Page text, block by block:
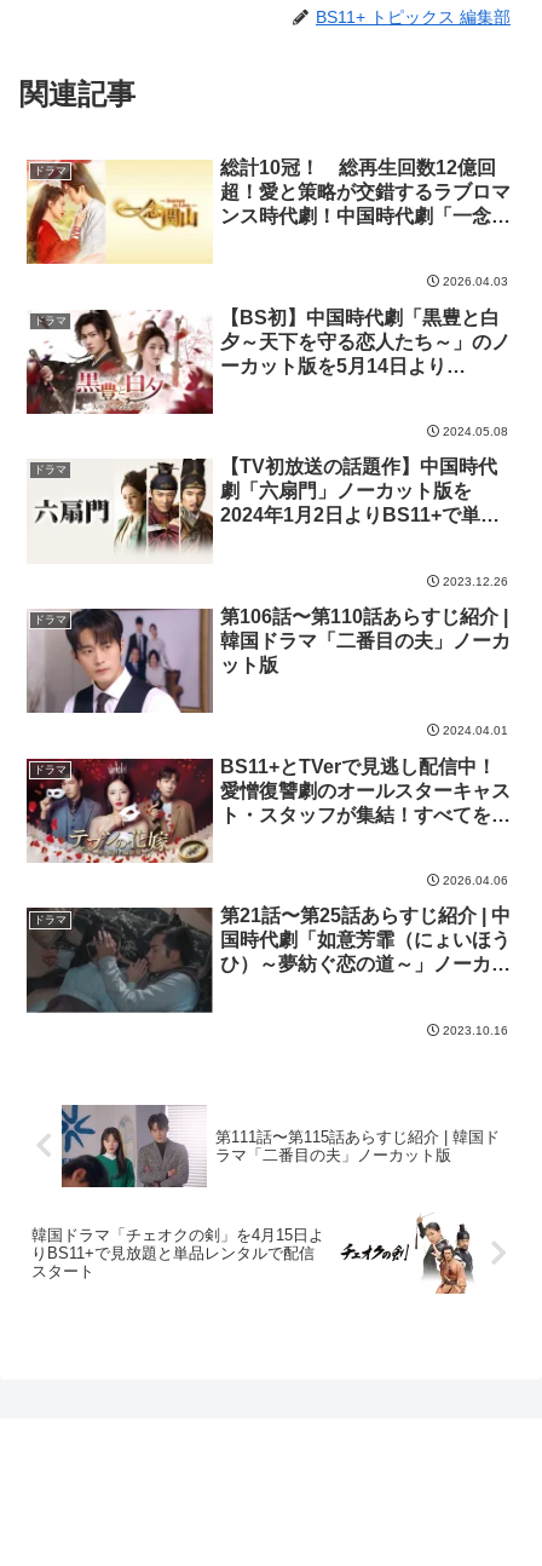
BS11+ トピックス 編集部
関連記事
ドラマ
総計10冠！ 総再生回数12億回
超！愛と策略が交錯するラブロマ
ンス時代劇！中国時代劇「一念関
2026.04.03
ドラマ
【BS初】中国時代劇「黒豊と白
夕～天下を守る恋人たち～」のノ
ーカット版を5月14日より
2024.05.08
ドラマ
【TV初放送の話題作】中国時代
劇「六扇門」ノーカット版を
2024年1月2日よりBS11+で単品
2023.12.26
ドラマ
第106話〜第110話あらすじ紹介 |
韓国ドラマ「二番目の夫」ノーカ
ット版
2024.04.01
ドラマ
BS11+とTVerで見逃し配信中！
愛憎復讐劇のオールスターキャス
ト・スタッフが集結！すべてを捧
嫁～愛と復讐の羅針盤」
2026.04.06
ドラマ
第21話〜第25話あらすじ紹介 | 中
国時代劇「如意芳霏（にょいほう
ひ）～夢紡ぐ恋の道～」ノーカッ
2023.10.16
第111話〜第115話あらすじ紹介 | 韓国ド
ラマ「二番目の夫」ノーカット版
韓国ドラマ「チェオクの剣」を4月15日よ
りBS11+で見放題と単品レンタルで配信
スタート